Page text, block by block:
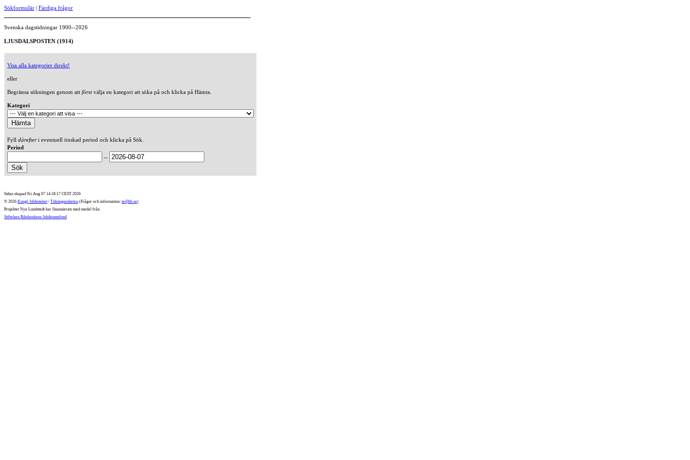
Sökformulär | Färdiga frågor
Svenska dagstidningar 1900--2026
LJUSDALSPOSTEN (1914)
Visa alla kategorier direkt!
eller
Begränsa sökningen genom att förstvälja en kategori att söka på och klicka på Hämta.
Kategori
Fyll därefteri eventuell önskad period och klicka på Sök.
Period
--
Sidan skapad Fri Aug 07 14:18:17 CEST 2026
© 2026 Kungl. biblioteket / Tidningsenheten (Frågor och information: te@kb.se)
Projektet Nya Lundstedt har finansierats med medel från
Stiftelsen Riksbankens Jubileumsfond